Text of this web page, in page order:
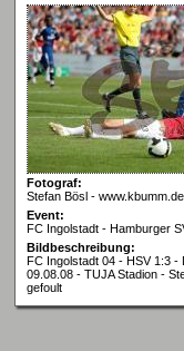
Fotograf:
Stefan Bösl - www.kbumm.de
Event:
FC Ingolstadt - Hamburger
Bildbeschreibung:
FC Ingolstadt 04 - HSV 1:3 -
09.08.08 - TUJA Stadion -
gefoult